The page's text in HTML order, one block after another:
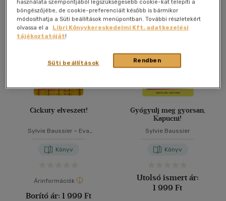
40 db / oldal
Alkalmaz
Cickuty elveszett!
Sylvie Baussier - Eva
Könyv
Árinformációk
Borító ár: 1 999 Ft
Gyógyulj meg gyorsan,
Kapucni!
Sylvie Baussier
Könyv
Utolsó ismert ár:
1 999 Ft
használata szempontjából legszükségesebb cookie-kat telepíti a
böngészőjébe, de cookie-preferenciáit később is bármikor
módosíthatja a Süti beállítások menüpontban. További részletekért
olvassa el a
Libri Könyvkereskedelmi Kft. adatkezelési
tájékoztatóját!
Rendben
Süti beállítások